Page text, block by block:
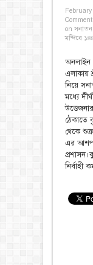
on
মন্দিরে
অনলাইন
এলাকায়
নিয়ে
মধ্যে
ঠেকাতে
থেকে
এর
নির্বাহী